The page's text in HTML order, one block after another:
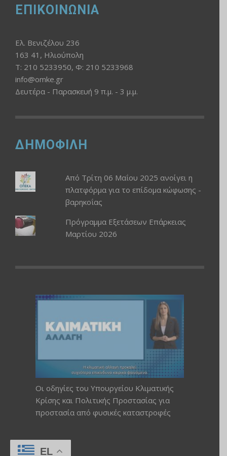
ΕΠΙΚΟΙΝΩΝΙΑ
Ελ. Βενιζέλου 236
163 41, Ηλιούπολη
Τ: 210 5233950, Φ: 210 5233968
info@omke.gr
Δευτέρα - Παρασκευή 9 π.μ. - 3 μ.μ.
ΔΗΜΟΦΙΛΗ
Από Τρίτη 06 Μαΐου 2025 ανοίγει η
πλατφόρμα για το επίδομα κώφωσης -
βαρηκοΐας
Πρόγραμμα Εξετάσεων Επάρκειας
Μαρτίου 2026
Οι οδηγίες του Υπουργείου Κλιματικής
Κρίσης και Πολιτικής Προστασίας για
προστασία από φυσικές καταστροφές
EL